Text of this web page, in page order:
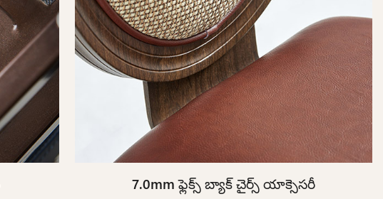
7.0mm ఫ్లెక్స్ బ్యాక్ చైర్స్ యాక్సెసరీ